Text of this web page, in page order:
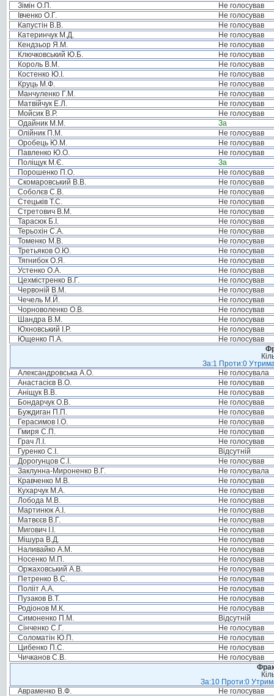
Зімін О.П.
Не голосував
Івченко О.Г.
Не голосував
Капустін В.В.
Не голосував
Катеринчук М.Д.
Не голосував
Кендзьор Я.М.
Не голосував
Ключковський Ю.Б.
Не голосував
Король В.М.
Не голосував
Костенко Ю.І.
Не голосував
Круць М.Ф.
Не голосував
Манчуленко Г.М.
Не голосував
Матвійчук Е.Л.
Не голосував
Мойсик В.Р.
Не голосував
Одайник М.М.
За
Олійник П.М.
Не голосував
Оробець Ю.М.
Не голосував
Павленко Ю.О.
Не голосував
Поліщук М.Є.
За
Порошенко П.О.
Не голосував
Скомаровський В.В.
Не голосував
Соболєв С.В.
Не голосував
Стецьків Т.С.
Не голосував
Стретович В.М.
Не голосував
Тарасюк Б.І.
Не голосував
Терьохін С.А.
Не голосував
Томенко М.В.
Не голосував
Третьяков О.Ю.
Не голосував
Тягнибок О.Я.
Не голосував
Устенко О.А.
Не голосував
Цехмістренко В.Г.
Не голосував
Червоній В.М.
Не голосував
Чечель М.Й.
Не голосував
Чорноволенко О.В.
Не голосував
Шандра В.М.
Не голосував
Юхновський І.Р.
Не голосував
Ющенко П.А.
Не голосував
За:1 Проти:0
Александровська А.О.
Не голосувала
Анастасієв В.О.
Не голосував
Аніщук В.В.
Не голосував
Бондарчук О.В.
Не голосував
Буждиган П.П.
Не голосував
Герасимов І.О.
Не голосував
Гмиря С.П.
Не голосував
Грач Л.І.
Не голосував
Гуренко С.І.
Відсутній
Дорогунцов С.І.
Не голосував
Заклунна-Мироненко В.Г.
Не голосувала
Кравченко М.В.
Не голосував
Кухарчук М.А.
Не голосував
Лобода М.В.
Не голосував
Мартинюк А.І.
Не голосував
Матвєєв В.Г.
Не голосував
Мигович І.І.
Не голосував
Мішура В.Д.
Не голосував
Наливайко А.М.
Не голосував
Носенко М.П.
Не голосував
Оржаховський А.В.
Не голосував
Петренко В.С.
Не голосував
Полііт А.А.
Не голосував
Пузаков В.Т.
Не голосував
Родіонов М.К.
Не голосував
Симоненко П.М.
Відсутній
Сінченко С.Г.
Не голосував
Соломатін Ю.П.
Не голосував
Цибенко П.С.
Не голосував
Чичканов С.В.
Не голосував
За:10 Проти:0
Авраменко В.Ф.
Не голосував